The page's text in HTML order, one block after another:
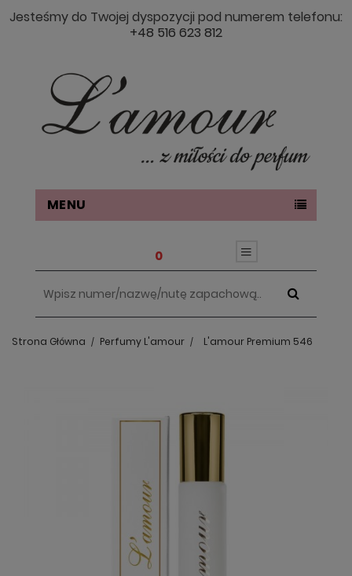
Jesteśmy do Twojej dyspozycji pod numerem telefonu:
+48 516 623 812
MENU
0
Strona Główna Perfumy L'amour L'amour Premium 546